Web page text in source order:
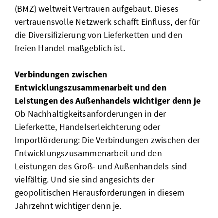
(BMZ) weltweit Vertrauen aufgebaut. Dieses
vertrauensvolle Netzwerk schafft Einfluss, der für
die Diversifizierung von Lieferketten und den
freien Handel maßgeblich ist.
Verbindungen zwischen
Entwicklungszusammenarbeit und den
Leistungen des Außenhandels wichtiger denn je
Ob Nachhaltigkeitsanforderungen in der
Lieferkette, Handelserleichterung oder
Importförderung: Die Verbindungen zwischen der
Entwicklungszusammenarbeit und den
Leistungen des Groß- und Außenhandels sind
vielfältig. Und sie sind angesichts der
geopolitischen Herausforderungen in diesem
Jahrzehnt wichtiger denn je.